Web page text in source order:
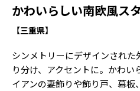
かわいらしい南欧風ス
【三重県】
シンメトリーにデザインされ
り分け、アクセントに。かわ
イアンの妻飾りや飾り戸、幕板